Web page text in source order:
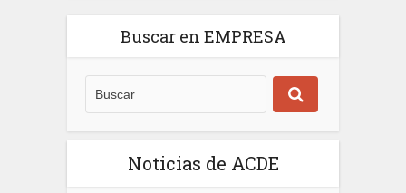
Buscar en EMPRESA
Noticias de ACDE